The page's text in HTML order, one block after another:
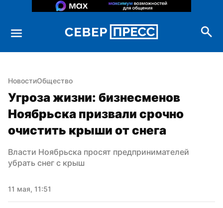
НовостиОбщество
Угроза жизни: бизнесменов
Ноябрьска призвали срочно
очистить крыши от снега
Власти Ноябрьска просят предпринимателей
убрать снег с крыш
11 мая, 11:51